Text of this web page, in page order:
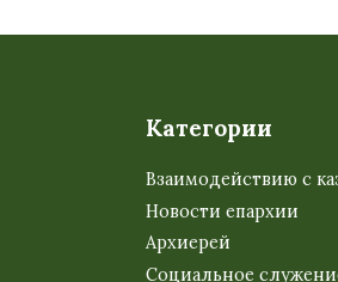
Категории
Взаимодействию с
Новости епархии
Архиерей
Социальное